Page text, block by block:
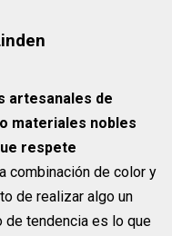
artesanales de
materiales nobles
respete
combinación de color y
de realizar algo un
de tendencia es lo que